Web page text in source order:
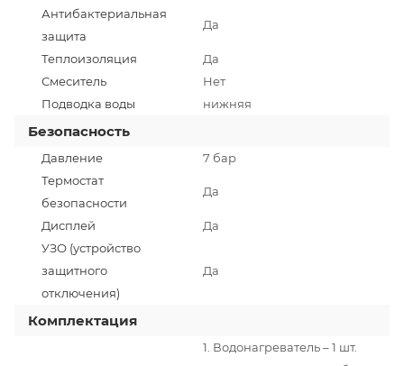
Антибактериальная
защита
Да
Теплоизоляция
Да
Смеситель
Нет
Подводка воды
нижняя
Безопасность
Давление
7 бар
Термостат
безопасности
Да
Дисплей
Да
УЗО (устройство
защитного
отключения)
Да
Комплектация
1. Водонагреватель – 1 шт.